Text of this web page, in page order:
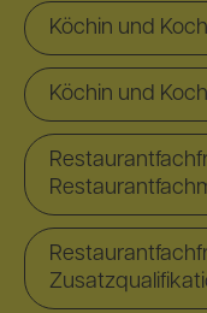
Köchin und Koch
Köchin und